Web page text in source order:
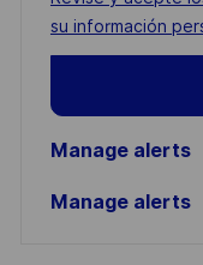
(Required)
su información
Manage alerts
Manage alerts